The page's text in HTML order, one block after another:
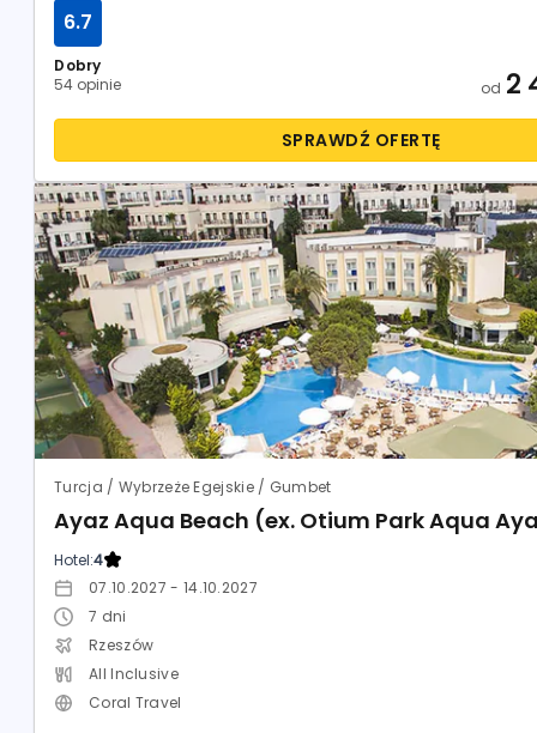
Dobry
54 opinie
6.7
od 2
SPRAWDŹ OFERTĘ
Turcja / Wybrzeże Egejskie / Gumbet
Ayaz Aqua Beach (ex. Otium Park Aqua
Hotel:4
07.10.2027 - 14.10.2027
7 dni
Rzeszów
All Inclusive
Coral Travel